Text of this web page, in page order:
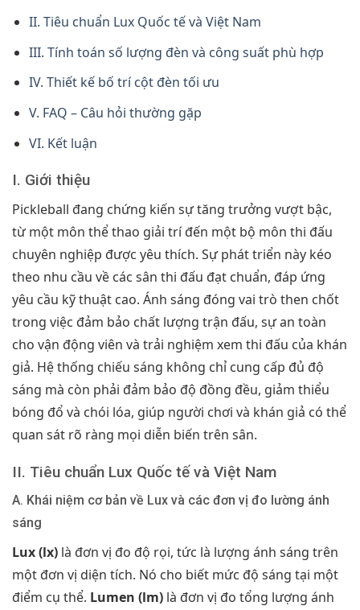
II. Tiêu chuẩn Lux Quốc tế và Việt Nam
III. Tính toán số lượng đèn và công suất phù hợp
IV. Thiết kế bố trí cột đèn tối ưu
V. FAQ – Câu hỏi thường gặp
VI. Kết luận
I. Giới thiệu
Pickleball đang chứng kiến sự tăng trưởng vượt bậc,
từ một môn thể thao giải trí đến một bộ môn thi đấu
chuyên nghiệp được yêu thích. Sự phát triển này kéo
theo nhu cầu về các sân thi đấu đạt chuẩn, đáp ứng
yêu cầu kỹ thuật cao. Ánh sáng đóng vai trò then chốt
trong việc đảm bảo chất lượng trận đấu, sự an toàn
cho vận động viên và trải nghiệm xem thi đấu của khán
giả. Hệ thống chiếu sáng không chỉ cung cấp đủ độ
sáng mà còn phải đảm bảo độ đồng đều, giảm thiểu
bóng đổ và chói lóa, giúp người chơi và khán giả có thể
quan sát rõ ràng mọi diễn biến trên sân.
II. Tiêu chuẩn Lux Quốc tế và Việt Nam
A. Khái niệm cơ bản về Lux và các đơn vị đo lường ánh
sáng
Lux (lx) là đơn vị đo độ rọi, tức là lượng ánh sáng trên
một đơn vị diện tích. Nó cho biết mức độ sáng tại một
điểm cụ thể. Lumen (lm) là đơn vị đo tổng lượng ánh